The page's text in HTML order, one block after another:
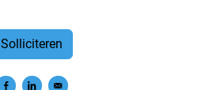
Solliciteren
Delen op Facebook
Delen op LinkedIn
Versturen per e-mail